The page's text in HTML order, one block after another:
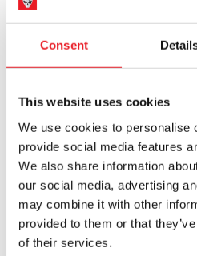
Consent
This website uses cookies
We use cookies to personalise
provide social media features
We also share information
our social media, advertising
may combine it with other
provided to them or that
of their services.
DERNIÈRE CHANCE
Maison près du cimetière - Buste
du Dr Freudstein
99.95